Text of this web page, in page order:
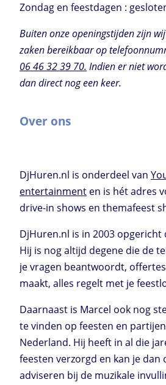
Zondag en feestdagen :
Buiten onze openingstijden zijn
zaken bereikbaar op
06 46 32 39 70. Indien er niet
dan direct nog een keer.
Over ons
DjHuren.nl is onderdeel van
entertainment en is hét adres
drive-in shows en themafeest
DjHuren.nl is in 2003 opgericht
Hij is nog altijd degene die de
je vragen beantwoordt,
maakt, alles regelt met je
Daarnaast is Marcel ook nog
te vinden op feesten en
Nederland. Hij heeft in al die
feesten verzorgd en kan je dan
adviseren bij de muzikale